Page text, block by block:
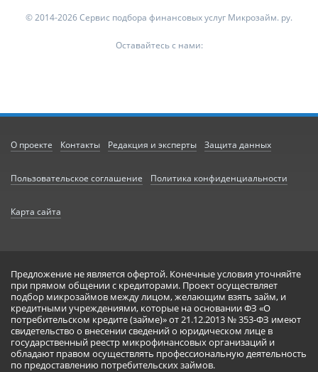
© 2014-2026 Сервис подбора финансовых услуг Микрозайм. ру.
Оставайтесь с нами:
О проекте Контакты Редакция и эксперты Защита данных
Пользовательское соглашение Политика конфиденциальности
Карта сайта
Предложение не является офертой. Конечные условия уточняйте
при прямом общении с кредиторами. Проект осуществляет
подбор микрозаймов между лицом, желающим взять займ, и
кредитными учреждениями, которые на основании ФЗ «О
потребительском кредите (займе)» от 21.12.2013 № 353-ФЗ имеют
свидетельство о внесении сведений о юридическом лице в
государственный реестр микрофинансовых организаций и
обладают правом осуществлять профессиональную деятельность
по предоставлению потребительских займов.